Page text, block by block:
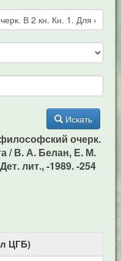
Искать
очерк.
/ В. А. Белан, Е. М.
лит., -1989. -254
ЦГБ)